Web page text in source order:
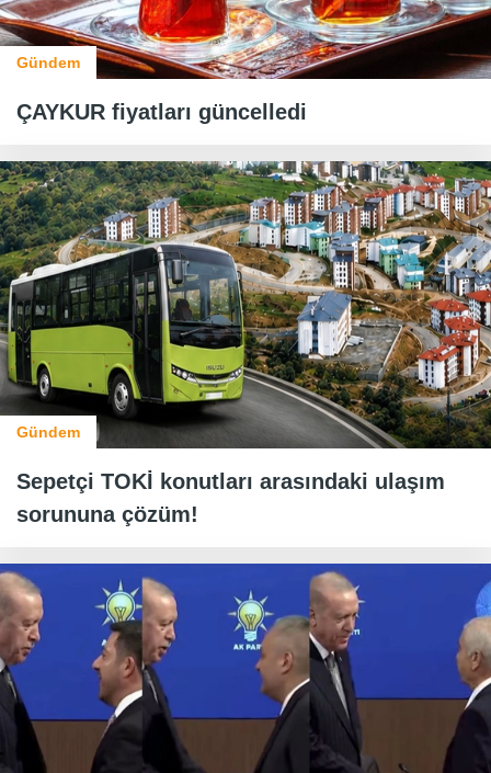
Gündem
ÇAYKUR fiyatları güncelledi
Gündem
Sepetçi TOKİ konutları arasındaki ulaşım
sorununa çözüm!